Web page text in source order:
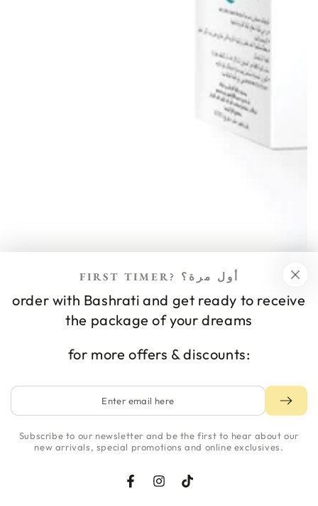
FIRST TIMER? أول مرة؟
order with Bashrati and get ready to receive
the package of your dreams
for more offers & discounts:
Enter
email
here
Subscribe to our newsletter and be the first to hear about our
new arrivals, special promotions and online exclusives.
FacebookInstagram
TikTok